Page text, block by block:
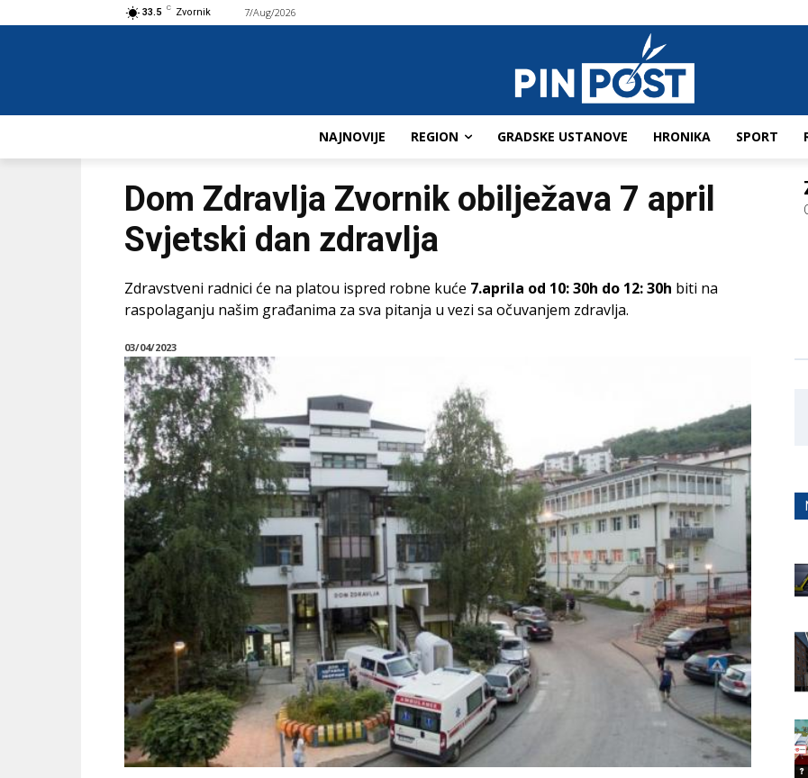
33.5 C Zvornik 7/Aug/2026
NAJNOVIJE REGION GRADSKE USTANOVE HRONIKA SPORT
Dom Zdravlja Zvornik obilježava 7 april
Svjetski dan zdravlja
Zdravstveni radnici će na platou ispred robne kuće 7.aprila od 10: 30h do 12: 30h biti na
raspolaganju našim građanima za sva pitanja u vezi sa očuvanjem zdravlja.
03/04/2023